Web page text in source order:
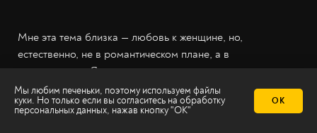
Мне эта тема близка — любовь к женщине, но,
естественно, не в романтическом плане, а в
человеческом. Я восхищаюсь женщинами, я их не
вожделею — именно восхищаюсь. Мне кажется, важно
уважать другую женщину, не помню, где я видела эту
Мы любим печеньки, поэтому используем файлы
куки. Но только если вы согласитесь на обработку
персональных данных, нажав кнопку "ОК"
ОК